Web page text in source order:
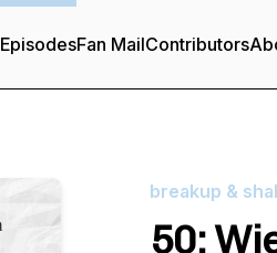
EpisodesFan MailContributors
breakup &
50: